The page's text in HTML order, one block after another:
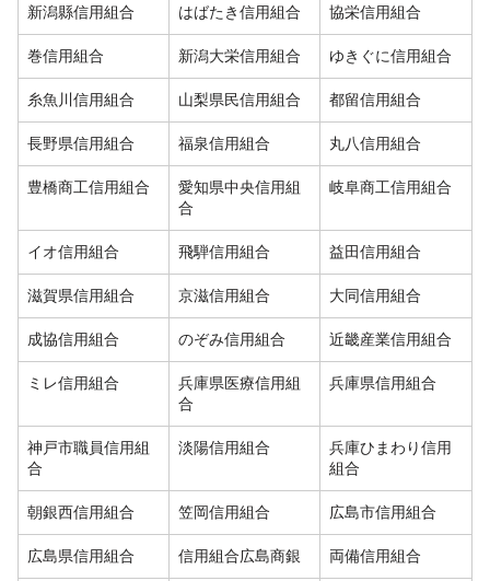
新潟縣信用組合 はばたき信用組合 協栄信用組合
巻信用組合 新潟大栄信用組合 ゆきぐに信用組合
糸魚川信用組合 山梨県民信用組合 都留信用組合
長野県信用組合 福泉信用組合 丸八信用組合
豊橋商工信用組合
愛知県中央信用組
合
岐阜商工信用組合
イオ信用組合 飛騨信用組合 益田信用組合
滋賀県信用組合 京滋信用組合 大同信用組合
成協信用組合 のぞみ信用組合 近畿産業信用組合
ミレ信用組合
兵庫県医療信用組
合
兵庫県信用組合
神戸市職員信用組
合
淡陽信用組合
兵庫ひまわり信用
組合
朝銀西信用組合 笠岡信用組合 広島市信用組合
広島県信用組合 信用組合広島商銀 両備信用組合